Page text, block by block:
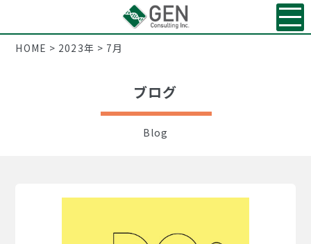
HOME > 2023年 > 7月
ブログ
Blog